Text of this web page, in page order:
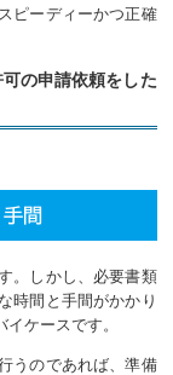
ピーディーかつ正確
の申請依頼をした
間
。しかし、必要書類
時間と手間がかかり
ケースです。
うのであれば、準備